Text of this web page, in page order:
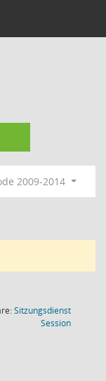
2009-2014
Sitzungsdienst
Session(Wird in